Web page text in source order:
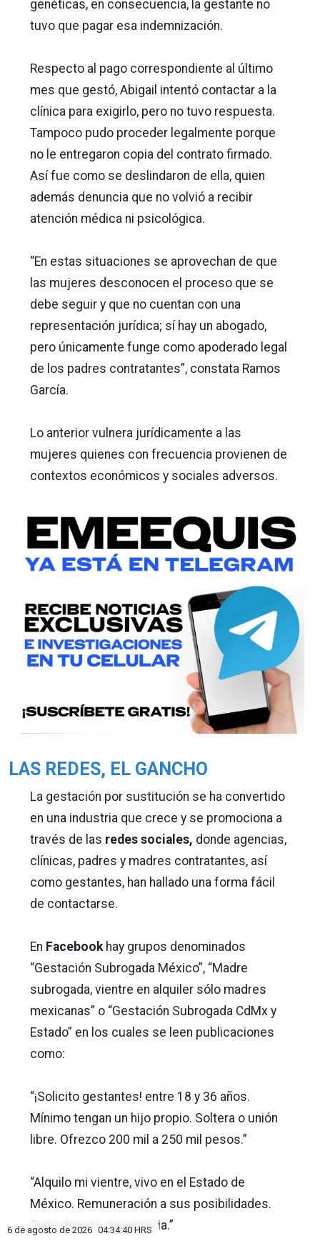
genéticas, en consecuencia, la gestante no
tuvo que pagar esa indemnización.
Respecto al pago correspondiente al último
mes que gestó, Abigail intentó contactar a la
clínica para exigirlo, pero no tuvo respuesta.
Tampoco pudo proceder legalmente porque
no le entregaron copia del contrato firmado.
Así fue como se deslindaron de ella, quien
además denuncia que no volvió a recibir
atención médica ni psicológica.
“En estas situaciones se aprovechan de que
las mujeres desconocen el proceso que se
debe seguir y que no cuentan con una
representación jurídica; sí hay un abogado,
pero únicamente funge como apoderado legal
de los padres contratantes”, constata Ramos
García.
Lo anterior vulnera jurídicamente a las
mujeres quienes con frecuencia provienen de
contextos económicos y sociales adversos.
LAS REDES, EL GANCHO
La gestación por sustitución se ha convertido
en una industria que crece y se promociona a
través de las redes sociales, donde agencias,
clínicas, padres y madres contratantes, así
como gestantes, han hallado una forma fácil
de contactarse.
En Facebookhay grupos denominados
“Gestación Subrogada México”, “Madre
subrogada, vientre en alquiler sólo madres
mexicanas” o “Gestación Subrogada CdMx y
Estado” en los cuales se leen publicaciones
como:
“¡Solicito gestantes! entre 18 y 36 años.
Mínimo tengan un hijo propio. Soltera o unión
libre. Ofrezco 200 mil a 250 mil pesos.”
“Alquilo mi vientre, vivo en el Estado de
México. Remuneración a sus posibilidades.
Trato directo sin agencia.”
6 de agosto de 2026 04:34:42 HRS